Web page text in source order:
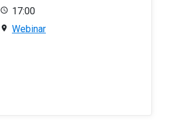
17:00
Webinar